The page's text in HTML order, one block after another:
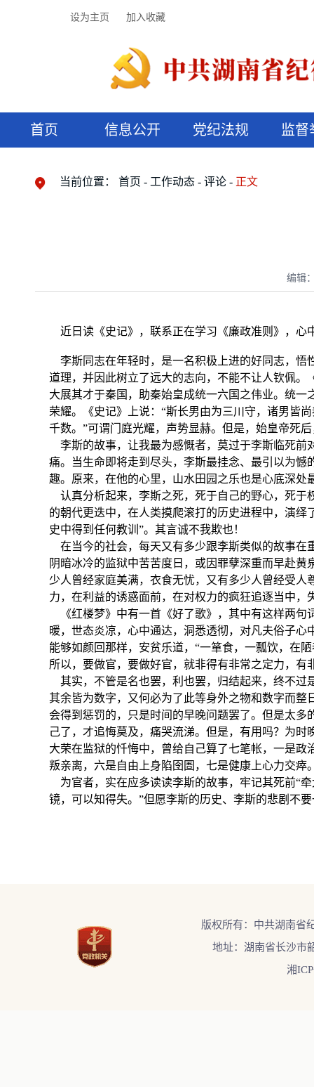
设为主页 加入收藏
首页 信息公开 党纪法规 监督
当前位置： 首页 工作动态 评论 正文
编辑
近日读《史记》，联系正在学习《廉政准则》，心
李斯同志在年轻时，是一名积极上进的好同志，悟
道理，并因此树立了远大的志向，不能不让人钦佩
大展其才于秦国，助秦始皇成统一六国之伟业。统
荣耀。《史记》上说：“斯长男由为三川守，诸男皆
千数。”可谓门庭光耀，声势显赫。但是，始皇帝死
李斯的故事，让我最为感慨者，莫过于李斯临死前
痛。当生命即将走到尽头，李斯最挂念、最引以为
趣。原来，在他的心里，山水田园之乐也是心底深处
认真分析起来，李斯之死，死于自己的野心，死于
的朝代更迭中，在人类摸爬滚打的历史进程中，演
史中得到任何教训”。其言诚不我欺也！
在当今的社会，每天又有多少跟李斯类似的故事
阴暗冰冷的监狱中苦苦度日，或因罪孽深重而早赴
少人曾经家庭美满，衣食无忧，又有多少人曾经受
力，在利益的诱惑面前，在对权力的疯狂追逐当中
《红楼梦》中有一首《好了歌》，其中有这样两句
暖，世态炎凉，心中通达，洞悉透彻，对凡夫俗子
能够如颜回那样，安贫乐道，“一箪食，一瓢饮，在
所以，要做官，要做好官，就非得有非常之定力，
其实，不管是名也罢，利也罢，归结起来，终不
其余皆为数字，又何必为了此等身外之物和数字而
会得到惩罚的，只是时间的早晚问题罢了。但是太
己了，才追悔莫及，痛哭流涕。但是，有用吗？为
大荣在监狱的忏悔中，曾给自己算了七笔帐，一是
叛亲离，六是自由上身陷囹圄，七是健康上心力交
为官者，实在应多读读李斯的故事，牢记其死前“
镜，可以知得失。”但愿李斯的历史、李斯的悲剧不
版权所有：中共湖南省
地址：湖南省长沙市
湘